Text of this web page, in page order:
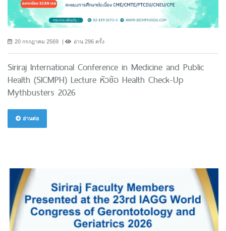
20 กรกฎาคม 2569 อ่าน 296 ครั้ง
Siriraj International Conference in Medicine and Public
Health (SICMPH) Lecture หัวข้อ Health Check-Up
Mythbusters 2026
อ่านต่อ